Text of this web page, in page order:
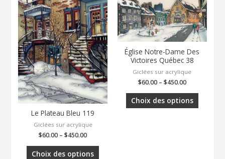
Le Plateau Bleu 119
Giclées sur acrylique
$60.00 –$450.00
Choix des options
Église Notre-Dame Des
Victoires Québec 38
Giclées sur acrylique
$60.00– $450.00
Choix des options